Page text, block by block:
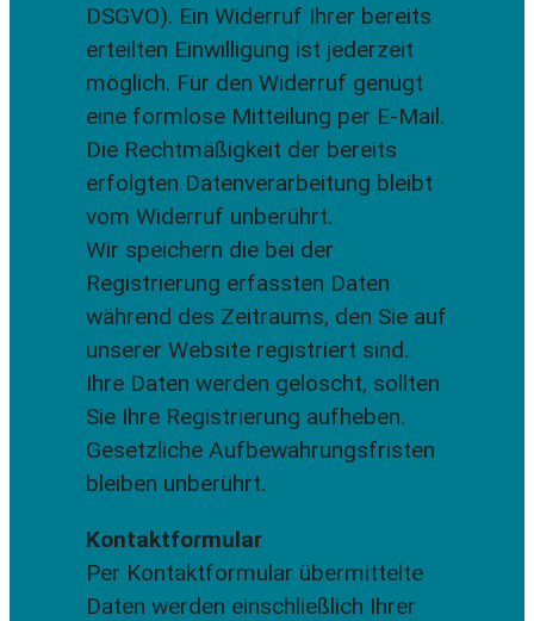
DSGVO). Ein Widerruf Ihrer bereits
erteilten Einwilligung ist jederzeit
möglich. Für den Widerruf genügt
eine formlose Mitteilung per E-Mail.
Die Rechtmäßigkeit der bereits
erfolgten Datenverarbeitung bleibt
vom Widerruf unberührt.
Wir speichern die bei der
Registrierung erfassten Daten
während des Zeitraums, den Sie auf
unserer Website registriert sind.
Ihre Daten werden gelöscht, sollten
Sie Ihre Registrierung aufheben.
Gesetzliche Aufbewahrungsfristen
bleiben unberührt.
Kontaktformular
Per Kontaktformular übermittelte
Daten werden einschließlich Ihrer